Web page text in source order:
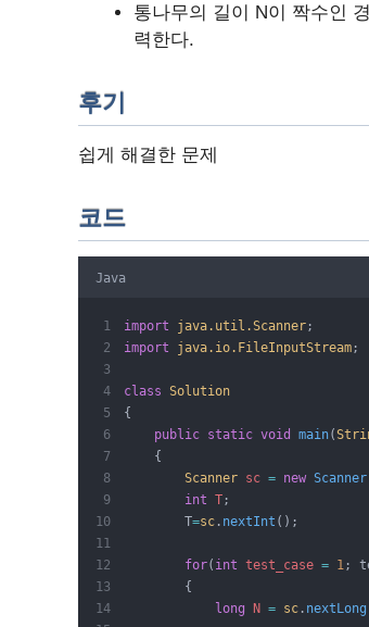
통나무의 길이 N이 짝수인
력한다.
후기
쉽게 해결한 문제
코드
Java
import java.util.Scanner;
import
java.io.FileInputStream;
class Solution
{
public static void main(
{
Scanner sc = new Scanner
int T;
        T
=sc . nextInt ();
for( int test_case = 1;
        {
long
N = sc . nextLong